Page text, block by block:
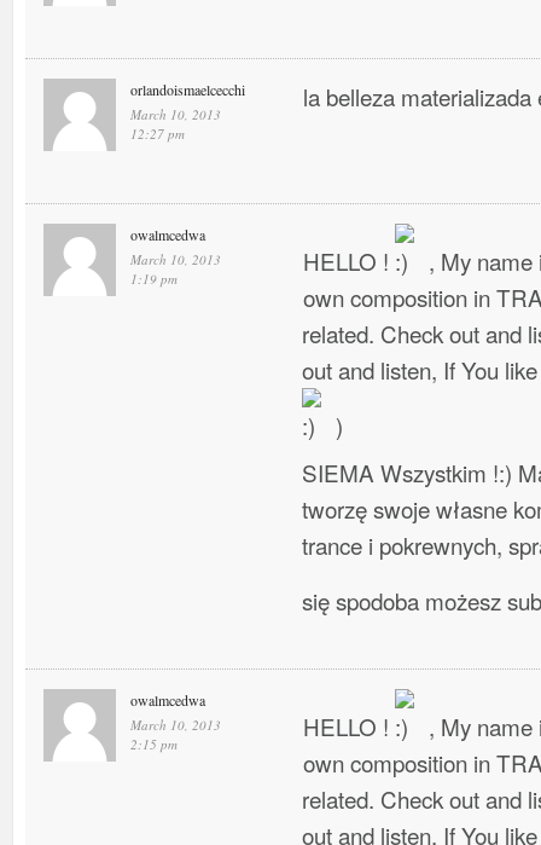
orlandoismaelcecchi
March 10, 2013
12:27 pm
la belleza materializada
owalmcedwa
March 10, 2013
1:19 pm
HELLO !
, My name
own composition in
related. Check out and
out and listen, If You
)
SIEMA Wszystkim !:)
tworzę swoje własne
trance i pokrewnych,
się spodoba możesz
owalmcedwa
March 10, 2013
2:15 pm
HELLO !
, My name
own composition in
related. Check out and
out and listen, If You